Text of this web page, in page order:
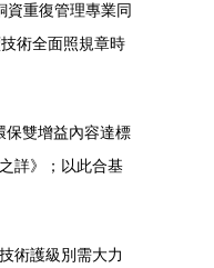
資重復管理專業同
術全面照規章時
保雙增益內容達標
詳》；以此合基
術護級別需大力